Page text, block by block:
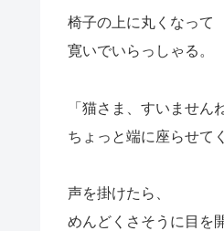
椅子の上に丸くなって
寛いでいらっしゃる。
「猫さま、すいません
ちょっと端に座らせて
声を掛けたら、
めんどくさそうに目を